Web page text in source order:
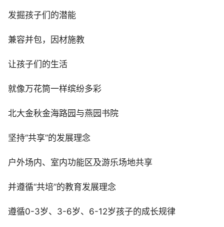
发掘孩子们的潜能
兼容并包，因材施教
让孩子们的生活
就像万花筒一样缤纷多彩
北大金秋金海路园与燕园书院
坚持“共享”的发展理念
户外场内、室内功能区及游乐场地共享
并遵循“共培”的教育发展理念
遵循0-3岁、3-6岁、6-12岁孩子的成长规律